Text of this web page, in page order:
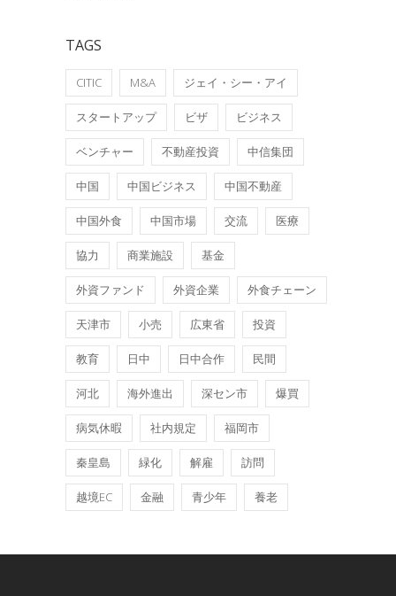
TAGS
CITIC M&A ジェイ・シー・アイ
スタートアップ ビザ ビジネス
ベンチャー 不動産投資 中信集団
中国 中国ビジネス 中国不動産
中国外食 中国市場 交流 医療
協力 商業施設 基金
外資ファンド 外資企業 外食チェーン
天津市 小売 広東省 投資
教育 日中 日中合作 民間
河北 海外進出 深セン市 爆買
病気休暇 社内規定 福岡市
秦皇島 緑化 解雇 訪問
越境EC 金融 青少年 養老